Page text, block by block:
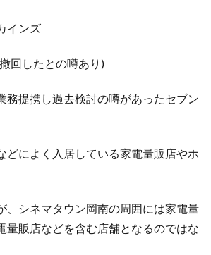
インズ
回したとの噂あり)
務提携し過去検討の噂があったセブン
どによく入居している家電量販店やホ
、シネマタウン岡南の周囲には家電量
量販店などを含む店舗となるのではな